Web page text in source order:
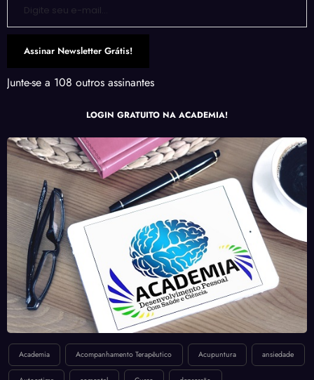
Assinar Newsletter Grátis!
Junte-se a 108 outros assinantes
LOGIN GRATUITO NA ACADEMIA!
Academia Acompanhamento Terapêutico Acupuntura ansiedade